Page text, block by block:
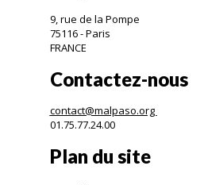
9, rue de la Pompe
75116 - Paris
FRANCE
Contactez-nous
contact@malpaso.org
01.75.77.24.00
Plan du site